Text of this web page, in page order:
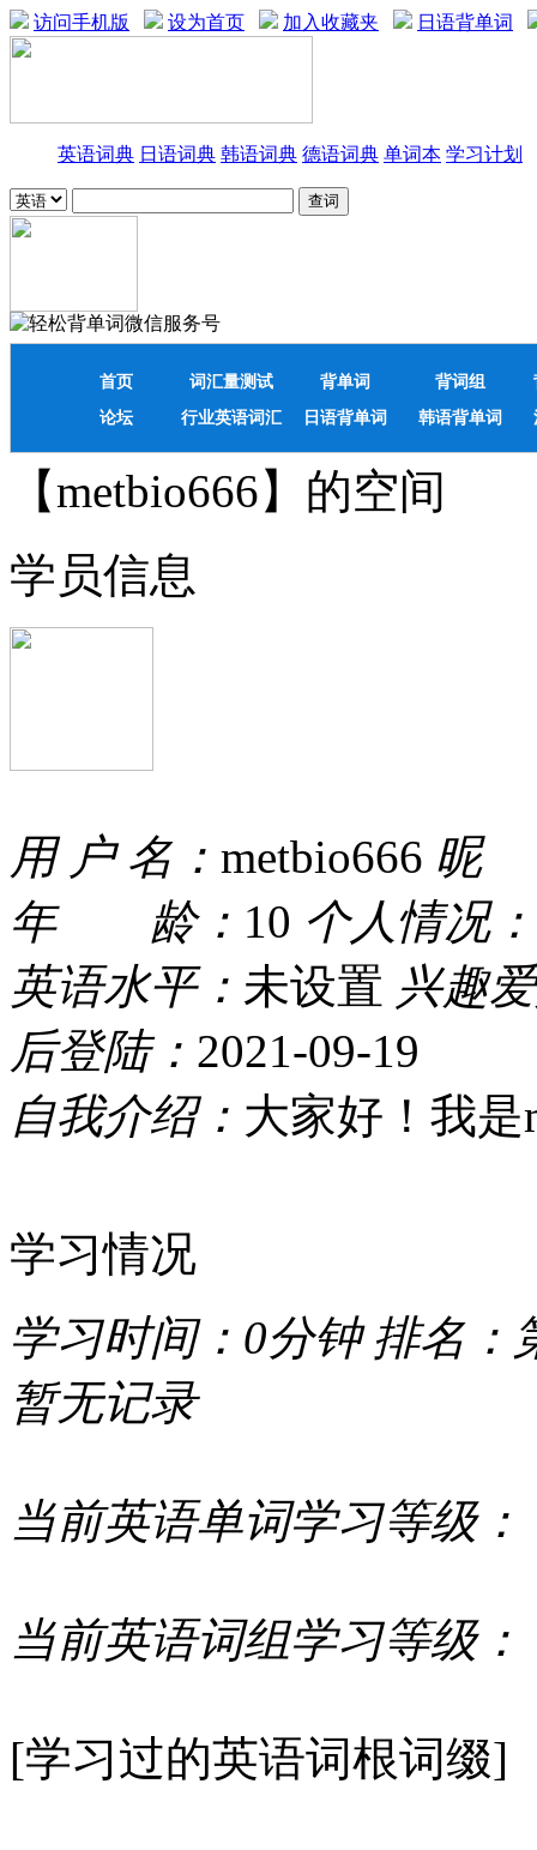
访问手机版 设为首页 加入收藏夹 日语背单词
英语词典 日语词典 韩语词典 德语词典 单词本 学习计划
首页 词汇量测试 背单词 背词组
论坛
行业英语词汇 日语背单词 韩语背单词
【metbio666】的空间
学员信息
用 户 名： metbio666 昵
年 龄： 10 个人情况：
英语水平： 未设置 兴趣
后登陆： 2021-09-19
自我介绍： 大家好！我是
学习情况
学习时间： 0分钟 排名：
暂无记录
当前英语单词学习等级：
当前英语词组学习等级：
[学习过的英语词根词缀]